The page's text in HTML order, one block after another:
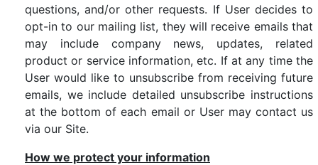
questions, and/or other requests. If User decides to
opt-in to our mailing list, they will receive emails that
may include company news, updates, related
product or service information, etc. If at any time the
User would like to unsubscribe from receiving future
emails, we include detailed unsubscribe instructions
at the bottom of each email or User may contact us
via our Site.
How we protect your information